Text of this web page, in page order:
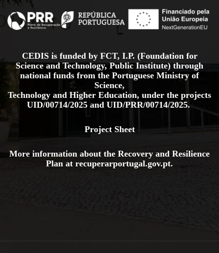
CEDIS is funded by FCT, I.P. (Foundation for
Science and Technology, Public Institute) through
national funds from the Portuguese Ministry of
Science,
Technology and Higher Education, under the projects
UID/00714/2025 and UID/PRR/00714/2025.
Project Sheet
More information about the Recovery and Resilience
Plan at recuperarportugal.gov.pt.